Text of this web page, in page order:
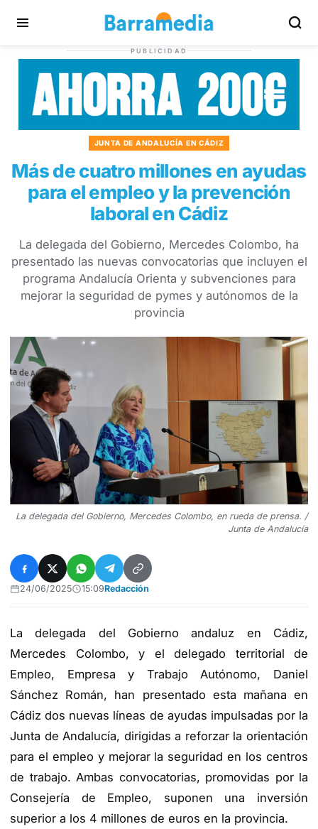
PUBLICIDAD
JUNTA DE ANDALUCÍA EN CÁDIZ
Más de cuatro millones en ayudas
para el empleo y la prevención
laboral en Cádiz
La delegada del Gobierno, Mercedes Colombo, ha
presentado las nuevas convocatorias que incluyen el
programa Andalucía Orienta y subvenciones para
mejorar la seguridad de pymes y autónomos de la
provincia
La delegada del Gobierno, Mercedes Colombo, en rueda de prensa. /
Junta de Andalucía
24/06/2025 15:09Redacción
La delegada del Gobierno andaluz en Cádiz,
Mercedes Colombo, y el delegado territorial de
Empleo, Empresa y Trabajo Autónomo, Daniel
Sánchez Román, han presentado esta mañana en
Cádiz dos nuevas líneas de ayudas impulsadas por la
Junta de Andalucía, dirigidas a reforzar la orientación
para el empleo y mejorar la seguridad en los centros
de trabajo. Ambas convocatorias, promovidas por la
Consejería de Empleo, suponen una inversión
superior a los 4 millones de euros en la provincia.